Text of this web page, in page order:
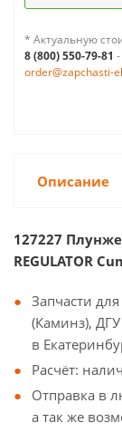
* Актуальную
8 (800) 550-79-81
order@zapchasti-
Описание
127227
REGULATOR
Запчасти
(Каминз),
в
Расчёт:
Отправка в
а так же